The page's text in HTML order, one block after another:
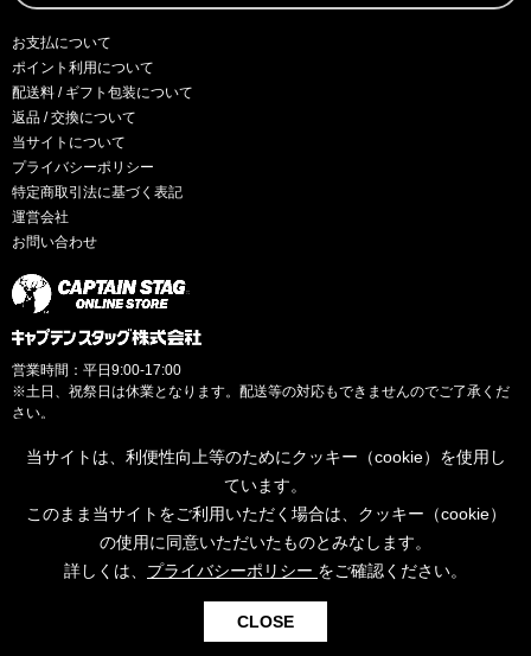
お支払について
ポイント利用について
配送料 / ギフト包装について
返品 / 交換について
当サイトについて
プライバシーポリシー
特定商取引法に基づく表記
運営会社
お問い合わせ
営業時間：平日9:00-17:00
※土日、祝祭日は休業となります。配送等の対応もできませんのでご了承くだ
さい。
© CAPTAINSTAG Co.Ltd.
お気に入り カート
当サイトは、利便性向上等のためにクッキー（cookie）を使用し
ています。
このまま当サイトをご利用いただく場合は、クッキー（cookie）
の使用に同意いただいたものとみなします。
詳しくは、 プライバシーポリシー をご確認ください。
CLOSE